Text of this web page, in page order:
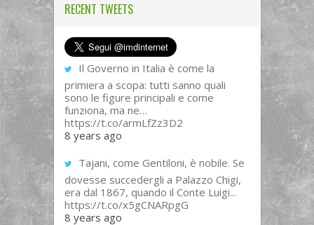
RECENT TWEETS
Il Governo in Italia è come la
primiera a scopa: tutti sanno quali
sono le figure principali e come
funziona, ma ne…
https://t.co/armLfZz3D2
8 years ago
Tajani, come Gentiloni, è nobile. Se
dovesse succedergli a Palazzo Chigi,
era dal 1867, quando il Conte Luigi...
https://t.co/x5gCNARpgG
8 years ago